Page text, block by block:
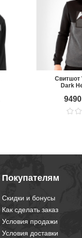
Свитшот
Dark
Покупателям
Скидки и бонусы
Как сделать заказ
Условия продажи
Условия доставки